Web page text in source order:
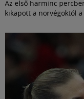
Az első harminc
kikapott a norvégoktól